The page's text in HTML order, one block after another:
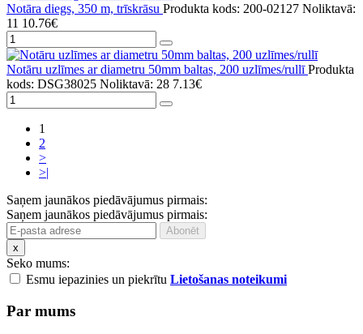
Notāra diegs, 350 m, trīskrāsu Produkta kods: 200-02127 Noliktavā:
11 10.76€
Notāru uzlīmes ar diametru 50mm baltas, 200 uzlīmes/rullī Produkta
kods: DSG38025 Noliktavā: 28 7.13€
1
2
>
>|
Saņem jaunākos piedāvājumus pirmais:
Saņem jaunākos piedāvājumus pirmais:
x
Seko mums:
Esmu iepazinies un piekrītu Lietošanas noteikumi
Par mums